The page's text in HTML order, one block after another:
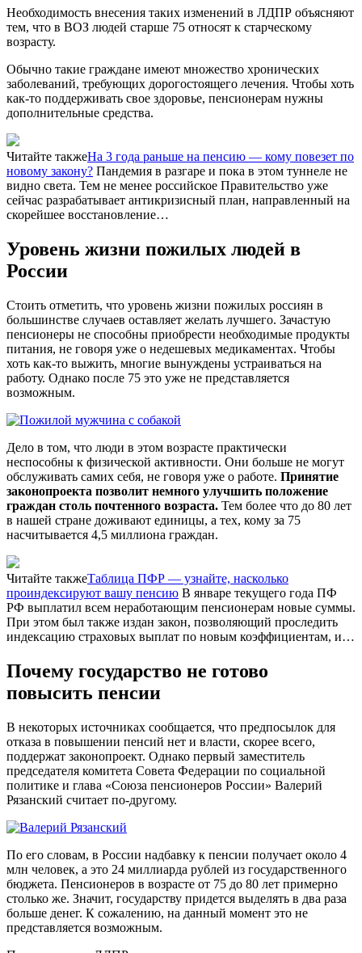
Необходимость внесения таких изменений в ЛДПР объясняют
тем, что в ВОЗ людей старше 75 относят к старческому
возрасту.
Обычно такие граждане имеют множество хронических
заболеваний, требующих дорогостоящего лечения. Чтобы хоть
как-то поддерживать свое здоровье, пенсионерам нужны
дополнительные средства.
Читайте такжеНа 3 года раньше на пенсию — кому повезет по
новому закону? Пандемия в разгаре и пока в этом туннеле не
видно света. Тем не менее российское Правительство уже
сейчас разрабатывает антикризисный план, направленный на
скорейшее восстановление…
Уровень жизни пожилых людей в
России
Стоить отметить, что уровень жизни пожилых россиян в
большинстве случаев оставляет желать лучшего. Зачастую
пенсионеры не способны приобрести необходимые продукты
питания, не говоря уже о недешевых медикаментах. Чтобы
хоть как-то выжить, многие вынуждены устраиваться на
работу. Однако после 75 это уже не представляется
возможным.
Дело в том, что люди в этом возрасте практически
неспособны к физической активности. Они больше не могут
обслуживать самих себя, не говоря уже о работе. Принятие
законопроекта позволит немного улучшить положение
граждан столь почтенного возраста. Тем более что до 80 лет
в нашей стране доживают единицы, а тех, кому за 75
насчитывается 4,5 миллиона граждан.
Читайте такжеТаблица ПФР — узнайте, насколько
проиндексируют вашу пенсию В январе текущего года ПФ
РФ выплатил всем неработающим пенсионерам новые суммы.
При этом был также издан закон, позволяющий проследить
индексацию страховых выплат по новым коэффициентам, и…
Почему государство не готово
повысить пенсии
В некоторых источниках сообщается, что предпосылок для
отказа в повышении пенсий нет и власти, скорее всего,
поддержат законопроект. Однако первый заместитель
председателя комитета Совета Федерации по социальной
политике и глава «Союза пенсионеров России» Валерий
Рязанский считает по-другому.
По его словам, в России надбавку к пенсии получает около 4
млн человек, а это 24 миллиарда рублей из государственного
бюджета. Пенсионеров в возрасте от 75 до 80 лет примерно
столько же. Значит, государству придется выделять в два раза
больше денег. К сожалению, на данный момент это не
представляется возможным.